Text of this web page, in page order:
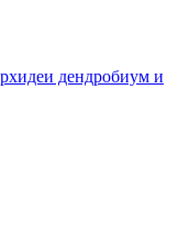
дендробиум и